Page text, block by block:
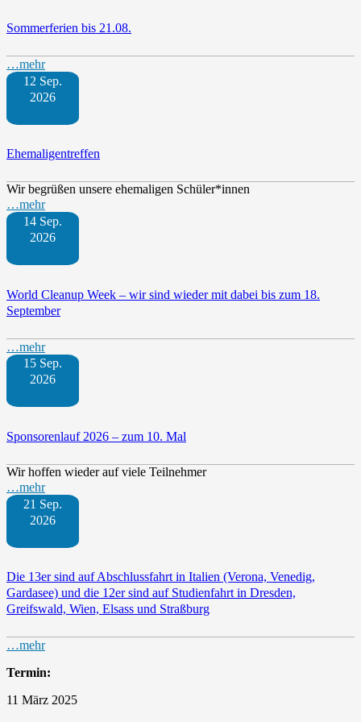
Sommerferien bis 21.08.
…mehr
12 Sep.
2026
Ehemaligentreffen
Wir begrüßen unsere ehemaligen Schüler*innen
…mehr
14 Sep.
2026
World Cleanup Week – wir sind wieder mit dabei bis zum 18.
September
…mehr
15 Sep.
2026
Sponsorenlauf 2026 – zum 10. Mal
Wir hoffen wieder auf viele Teilnehmer
…mehr
21 Sep.
2026
Die 13er sind auf Abschlussfahrt in Italien (Verona, Venedig,
Gardasee) und die 12er sind auf Studienfahrt in Dresden,
Greifswald, Wien, Elsass und Straßburg
…mehr
Termin:
11 März 2025